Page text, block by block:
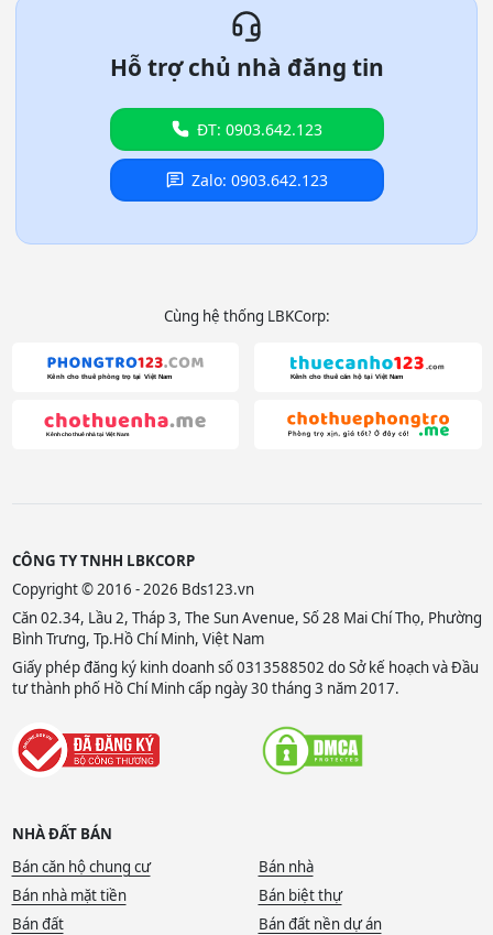
Hỗ trợ chủ nhà đăng tin
ĐT: 0903.642.123
Zalo: 0903.642.123
Cùng hệ thống LBKCorp:
CÔNG TY TNHH LBKCORP
Copyright © 2016 - 2026 Bds123.vn
Căn 02.34, Lầu 2, Tháp 3, The Sun Avenue, Số 28 Mai Chí Thọ, Phường
Bình Trưng, Tp.Hồ Chí Minh, Việt Nam
Giấy phép đăng ký kinh doanh số 0313588502 do Sở kế hoạch và Đầu
tư thành phố Hồ Chí Minh cấp ngày 30 tháng 3 năm 2017.
NHÀ ĐẤT BÁN
Bán căn hộ chung cư
Bán nhà
Bán nhà mặt tiền
Bán biệt thự
Bán đất
Bán đất nền dự án